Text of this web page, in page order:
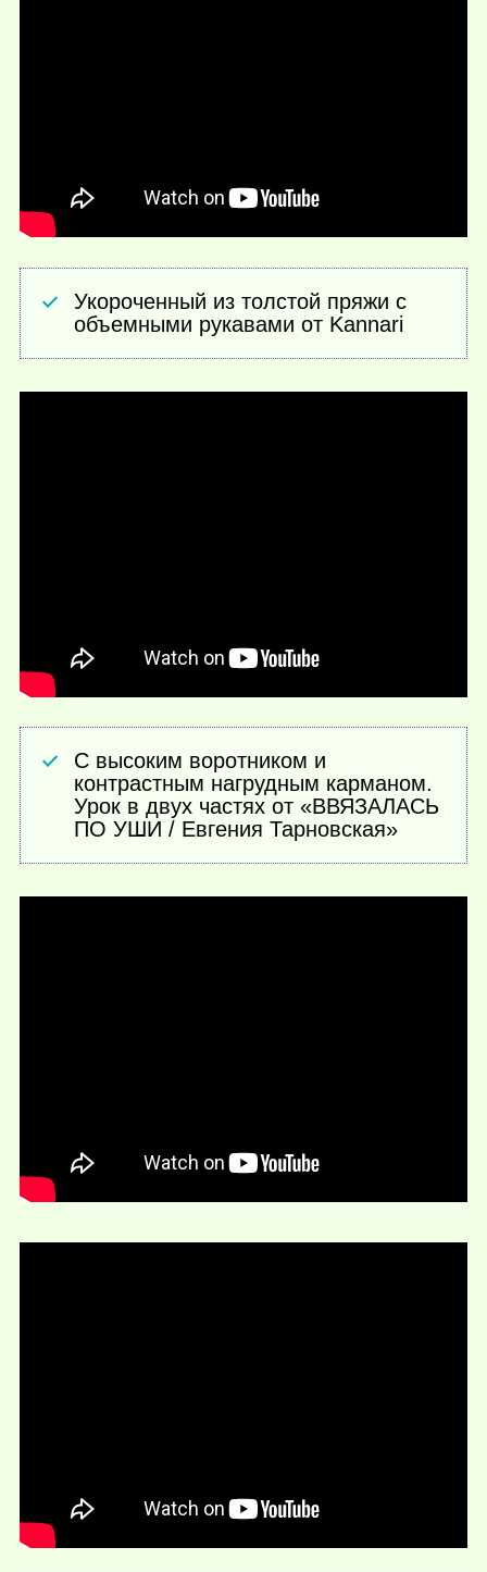
Укороченный из толстой пряжи с
объемными рукавами от Kannari
С высоким воротником и
контрастным нагрудным карманом.
Урок в двух частях от «ВВЯЗАЛАСЬ
ПО УШИ / Евгения Тарновская»